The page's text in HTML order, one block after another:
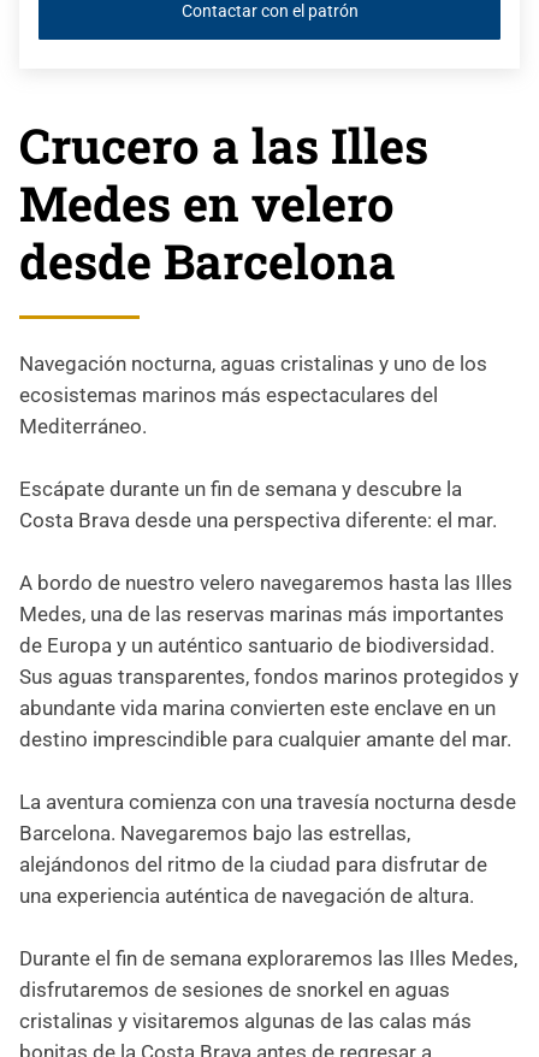
Crucero a las Illes
Medes en velero
desde Barcelona
Navegación nocturna, aguas cristalinas y uno de los
ecosistemas marinos más espectaculares del
Mediterráneo.
Escápate durante un fin de semana y descubre la
Costa Brava desde una perspectiva diferente: el mar.
A bordo de nuestro velero navegaremos hasta las Illes
Medes, una de las reservas marinas más importantes
de Europa y un auténtico santuario de biodiversidad.
Sus aguas transparentes, fondos marinos protegidos y
abundante vida marina convierten este enclave en un
destino imprescindible para cualquier amante del mar.
La aventura comienza con una travesía nocturna desde
Barcelona. Navegaremos bajo las estrellas,
alejándonos del ritmo de la ciudad para disfrutar de
una experiencia auténtica de navegación de altura.
Durante el fin de semana exploraremos las Illes Medes,
disfrutaremos de sesiones de snorkel en aguas
cristalinas y visitaremos algunas de las calas más
bonitas de la Costa Brava antes de regresar a
Contactar con el patrón